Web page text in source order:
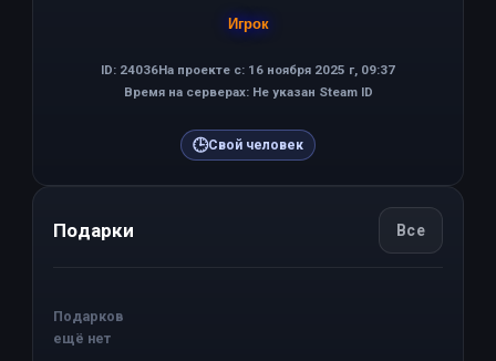
Игрок
ID: 24036На проекте с: 16 ноября 2025 г, 09:37
Время на серверах: Не указан Steam ID
🕒Свой человек
Подарки Все
Подарков
ещё нет